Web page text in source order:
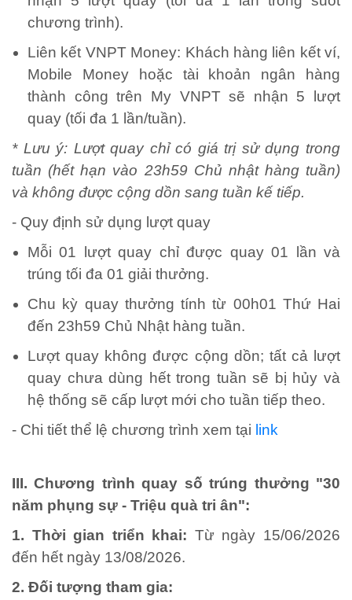
chương trình).
Liên kết VNPT Money: Khách hàng liên kết ví,
Mobile Money hoặc tài khoản ngân hàng
thành công trên My VNPT sẽ nhận 5 lượt
quay (tối đa 1 lần/tuần).
* Lưu ý: Lượt quay chỉ có giá trị sử dụng trong
tuần (hết hạn vào 23h59 Chủ nhật hàng tuần)
và không được cộng dồn sang tuần kế tiếp.
- Quy định sử dụng lượt quay
Mỗi 01 lượt quay chỉ được quay 01 lần và
trúng tối đa 01 giải thưởng.
Chu kỳ quay thưởng tính từ 00h01 Thứ Hai
đến 23h59 Chủ Nhật hàng tuần.
Lượt quay không được cộng dồn; tất cả lượt
quay chưa dùng hết trong tuần sẽ bị hủy và
hệ thống sẽ cấp lượt mới cho tuần tiếp theo.
- Chi tiết thể lệ chương trình xem tại link
III. Chương trình quay số trúng thưởng "30
năm phụng sự - Triệu quà tri ân":
1. Thời gian triển khai: Từ ngày 15/06/2026
đến hết ngày 13/08/2026.
2. Đối tượng tham gia: